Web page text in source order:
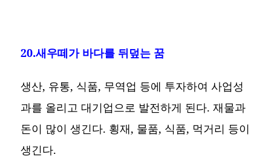
20.새우떼가 바다를 뒤덮는 꿈
생산, 유통, 식품, 무역업 등에 투자하여 사업성
과를 올리고 대기업으로 발전하게 된다. 재물과
돈이 많이 생긴다. 횡재, 물품, 식품, 먹거리 등이
생긴다.